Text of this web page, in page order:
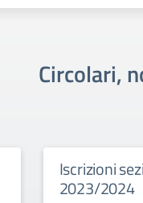
Circolari,
Iscrizioni
2023/2024